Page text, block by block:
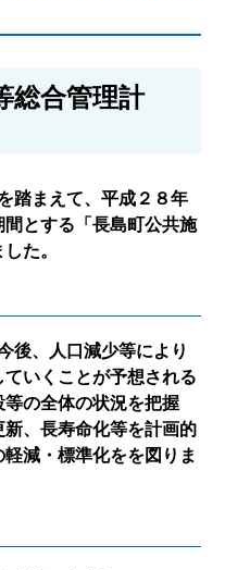
総合管理計
踏まえて、平成２８年
間とする 「長島町公共施
た。
後、人口減少等により
いくことが予想される
の全体の状況を把握
、長寿命化等を計画的
減・標準化をを図りま